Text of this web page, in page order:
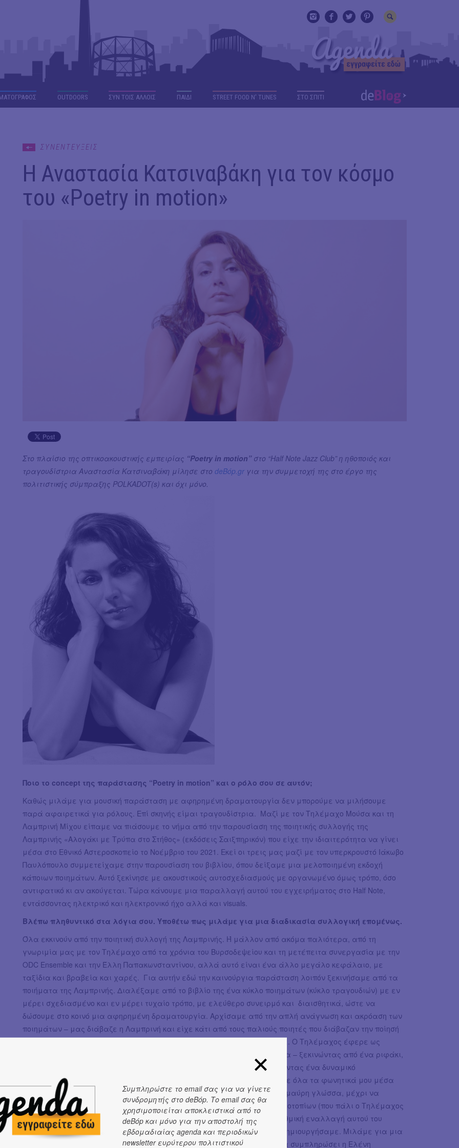
OUTDΟORS ΣΥΝ ΤΟΙΣ ΑΛΛΟΙΣ ΠΑΙΔΙ STREET FOOD N' TUNES ΣΤΟ ΣΠΙΤΙ
ΣΥΝΕΝΤΕΥΞΕΙΣ
H Αναστασία Κατσιναβάκη για τον κόσμο
του «Poetry in motion»
Στο πλαίσιο της οπτικοακουστικής εμπειρίας “Poetry in motion”στο “Half Note Jazz Club” η ηθοποιός και
τραγουδίστρια Αναστασία Κατσιναβάκη μίλησε στο deBόp.gr για την συμμετοχή της στο έργο της
πολιτιστικής σύμπραξης POLKADOT(s) και όχι μόνο.
Ποιο το concept της παράστασης “Poetry in motion” και ο ρόλο σου σε αυτόν;
Καθώς μιλάμε για μουσική παράσταση με αφηρημένη δραματουργία δεν μπορούμε να μιλήσουμε
παρά αφαιρετικά για ρόλους. Επί σκηνής είμαι τραγουδίστρια. Μαζί με τον Τηλέμαχο Μούσα και τη
Λαμπρινή Μίχου είπαμε να πιάσουμε το νήμα από την παρουσίαση της ποιητικής συλλογής της
Λαμπρινής «Αλογάκι με Τρύπα στο Στήθος» (εκδόσεις Σαιξπηρικόν) που είχε την ιδιαιτερότητα να γίνει
μέσα στο Εθνικό Αστεροσκοπείο το Νοέμβριο του 2021. Εκεί οι τρεις μας μαζί με τον υπερκρουστό Ιάκωβο
Παυλόπουλο συμμετείχαμε στην παρουσίαση του βιβλίου, όπου δείξαμε μια μελοποιημένη εκδοχή
κάποιων ποιημάτων. Αυτό ξεκίνησε με ακουστικούς αυτοσχεδιασμούς με οργανωμένο όμως τρόπο, όσο
αντιφατικό κι αν ακούγεται. Τώρα κάνουμε μια παραλλαγή αυτού του εγχειρήματος στο Half Note,
εντάσσοντας ηλεκτρικό και ηλεκτρονικό ήχο αλλά και visuals.
Βλέπω πληθυντικό στα λόγια σου. Υποθέτω πως μιλάμε για μια διαδικασία συλλογική επομένως.
Όλα εκκινούν από την ποιητική συλλογή της Λαμπρινής. Ή μάλλον από ακόμα παλιότερα, από τη
γνωριμία μας με τον Τηλέμαχο από τα χρόνια του Βυρσοδεψείου και τη μετέπειτα συνεργασία με την
ODC Ensemble και την Έλλη Παπακωνσταντίνου, αλλά αυτό είναι ένα άλλο μεγάλο κεφάλαιο, με
ταξίδια και βραβεία και χαρές. Για αυτήν εδώ την καινούργια παράσταση λοιπόν ξεκινήσαμε από τα
ποιήματα της Λαμπρινής. Διαλέξαμε από το βιβλίο της ένα κύκλο ποιημάτων (κύκλο τραγουδιών) με εν
μέρει σχεδιασμένο και εν μέρει τυχαίο τρόπο, με ελεύθερο συνειρμό και διαισθητικά, ώστε να
δώσουμε στο κοινό μια αφηρημένη δραματουργία. Αρχίσαμε από την απλή ανάγνωση και ακρόαση των
ποιημάτων – μας διάβαζε η Λαμπρινή και είχε κάτι από τους παλιούς ποιητές που διάβαζαν την ποίησή
τους – και πάνω σ’ αυτή την απλή βάση ξεκινήσαμε να αυτοσχεδιάζουμε. Ο Τηλέμαχος έφερε ως
συνθέτης τα αρχικά μουσικά περιβάλλοντα για κάθε τραγούδι/αφήγημα – ξεκινώντας από ένα ριφάκι,
μια αρμονική διαδοχή, ηλεκτρονικά και διαδραστικά εργαλεία- ανοίγοντας ένα δυναμικό
πολυπρισματικό και δημιουργικό περιβάλλον. Εκεί μέσα μπήκα κι εγώ με όλα τα φωνητικά μου μέσα
που με αφορά να εξερευνώ: από κλασσικές περιοχές μέχρι scream και μαύρη γλώσσα, μέχρι να
αυτοσχεδιάζω πάνω στην σύγχρονη σύνθεση διαδραστικών ψηφιακών ηχοτοπίων (που πάλι ο Τηλέμαχος
εν προκειμένω έχει προγραμματίσει), ενώ ο Ιάκωβος έφερε όλη την ρυθμική εναλλαγή αυτού του
κάπως ονειρικού, κάπως ενδοσκοπικού και ψυχεδελικού σύμπαντος που δημιουργήσαμε. Μιλάμε για μια
διαδικασία in progress κι έτσι το αρχικό team του Αστεροσκοπείου ήρθε να συμπληρώσει η Ελένη
Συμπληρώστε το email σας για να γίνετε
συνδρομητής στο deBόp. Το email σας θα
χρησιμοποιείται αποκλειστικά από το
deBόp και μόνο για την αποστολή της
εβδομαδιαίας agenda και περιοδικών
newsletter ευρύτερου πολιτιστικού